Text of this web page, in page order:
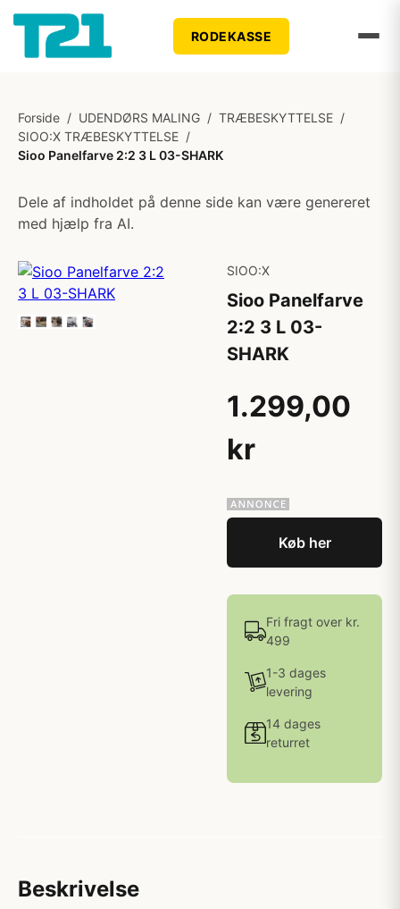
RODEKASSE
Forside / UDENDØRS MALING / TRÆBESKYTTELSE /
SIOO:X TRÆBESKYTTELSE /
Sioo Panelfarve 2:2 3 L 03-SHARK
Dele af indholdet på denne side kan være genereret
med hjælp fra AI.
SIOO:X
Sioo Panelfarve
2:2 3 L 03-
SHARK
1.299,00
kr
Køb her
Fri fragt over kr.
499
1-3 dages
levering
14 dages
returret
Beskrivelse